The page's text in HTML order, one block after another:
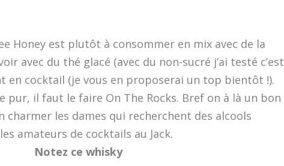
Honey est plutôt à consommer en mix avec de la
avec du thé glacé (avec du non-sucré j’ai testé c’est
en cocktail (je vous en proposerai un top bientôt !).
pur, il faut le faire On The Rocks. Bref on à là un bon
les dames qui recherchent des alcools
amateurs de cocktails au Jack.
Notez ce whisky